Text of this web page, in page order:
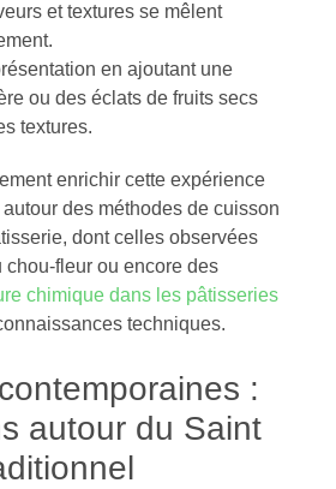
et textures se mêlent
en ajoutant une
ou des éclats de fruits secs
textures.
enrichir cette expérience
des méthodes de cuisson
dont celles observées
chou-fleur ou encore des
chimique dans les pâtisseries
techniques.
:
autour du Saint